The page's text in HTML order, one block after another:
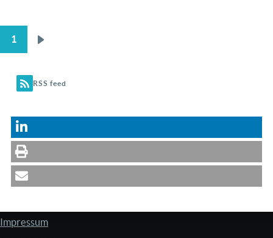
1
RSS feed
FUSSZEILE
Impressum